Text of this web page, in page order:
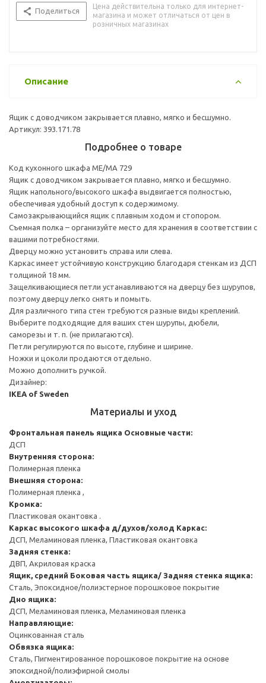
Поделиться
Цена действительна только для интернет-
магазина и может отличаться от цен в
розничных магазинах
Описание
Ящик с доводчиком закрывается плавно, мягко и бесшумно.
Артикул: 393.171.78
Подробнее о товаре
Код кухонного шкафа ME/MA 729
Ящик с доводчиком закрывается плавно, мягко и бесшумно.
Ящик напольного/высокого шкафа выдвигается полностью,
обеспечивая удобный доступ к содержимому.
Cамозакрывающийся ящик с плавным ходом и стопором.
Съемная полка – организуйте место для хранения в соответствии с
вашими потребностями.
Дверцу можно установить справа или слева.
Каркас имеет устойчивую конструкцию благодаря стенкам из ДСП
толщиной 18 мм.
Защелкивающиеся петли устанавливаются на дверцу без шурупов,
поэтому дверцу легко снять и помыть.
Для различного типа стен требуются разные виды креплений.
Выберите подходящие для ваших стен шурупы, дюбели,
саморезы и т. п. (не прилагаются).
Петли регулируются по высоте, глубине и ширине.
Ножки и цоколи продаются отдельно.
Можно дополнить ручкой.
Дизайнер:
IKEA of Sweden
Материалы и уход
Фронтальная панель ящика Основные части:
ДСП
Внутренняя сторона:
Полимерная пленка
Внешняя сторона:
Полимерная пленка ,
Кромка:
Пластиковая окантовка .
Каркас высокого шкафа д/духов/холод Каркас:
ДСП, Меламиновая пленка, Пластиковая окантовка
Задняя стенка:
ДВП, Акриловая краска
Ящик, средний Боковая часть ящика/ Задняя стенка ящика:
Сталь, Эпоксидное/полиэстерное порошковое покрытие
Дно ящика:
ДСП, Меламиновая пленка, Меламиновая пленка
Направляющие:
Оцинкованная сталь
Обвязка ящика:
Сталь, Пигментированное порошковое покрытие на основе
эпоксидной/полиэфирной смолы